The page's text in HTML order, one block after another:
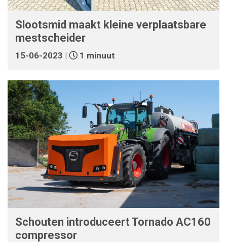
Slootsmid maakt kleine verplaatsbare
mestscheider
15-06-2023 | 1 minuut
Schouten introduceert Tornado AC160
compressor